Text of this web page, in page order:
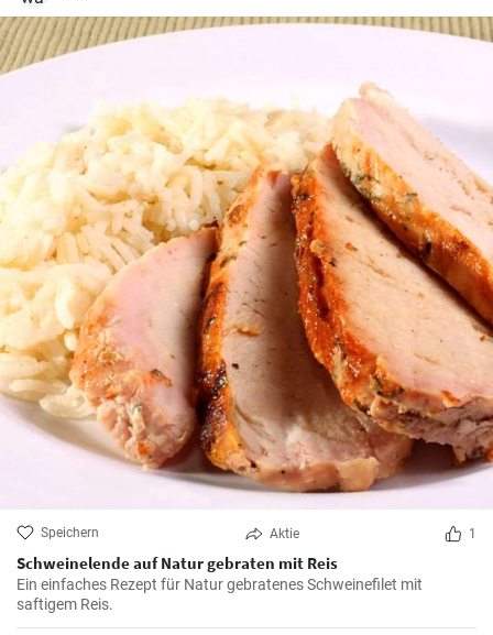
Speichern Aktie 1
Schweinelende auf Natur gebraten mit Reis
Ein einfaches Rezept für Natur gebratenes Schweinefilet mit
saftigem Reis.